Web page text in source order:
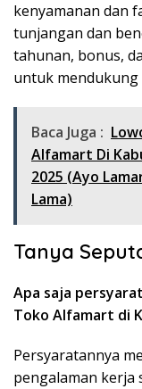
kenyamanan dan
tunjangan dan
tahunan, bonus,
untuk
Baca Juga :
Alfamart Di
2025 (Ayo
Lama)
Tanya
Apa saja
Toko Alfamart di
Persyaratannya
pengalaman kerja